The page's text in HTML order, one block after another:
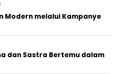
Modern melalui Kampanye
dan Sastra Bertemu dalam